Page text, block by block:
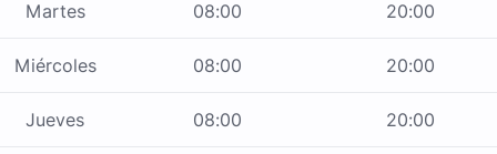
Martes 08:00 20:00
Miércoles 08:00 20:00
Jueves 08:00 20:00